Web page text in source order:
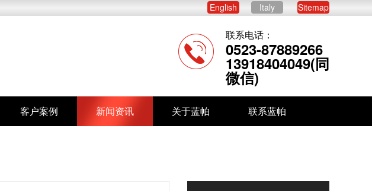
English Italy Sitemap
联系电话：
0523-87889266
13918404049(同
微信)
客户案例 新闻资讯 关于蓝帕 联系蓝帕